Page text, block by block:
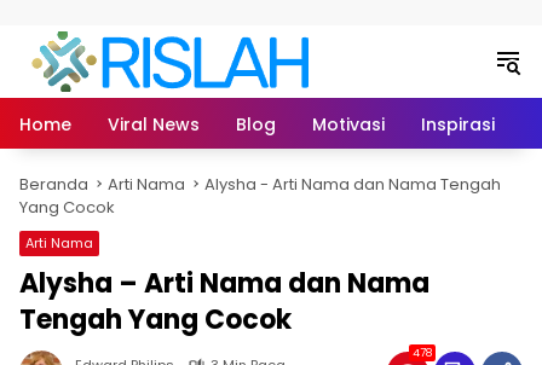
Home Viral News Blog Motivasi Inspirasi
Beranda Arti Nama
Alysha - Arti Nama dan Nama Tengah
Yang Cocok
Arti Nama
Alysha – Arti Nama dan Nama
Tengah Yang Cocok
478